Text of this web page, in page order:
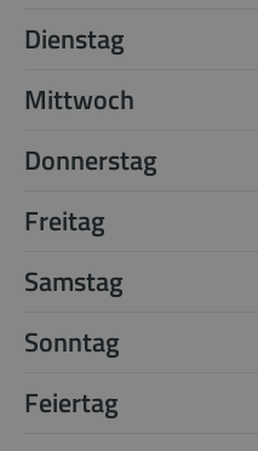
Dienstag
Mittwoch
Donnerstag
Freitag
Samstag
Sonntag
Feiertag